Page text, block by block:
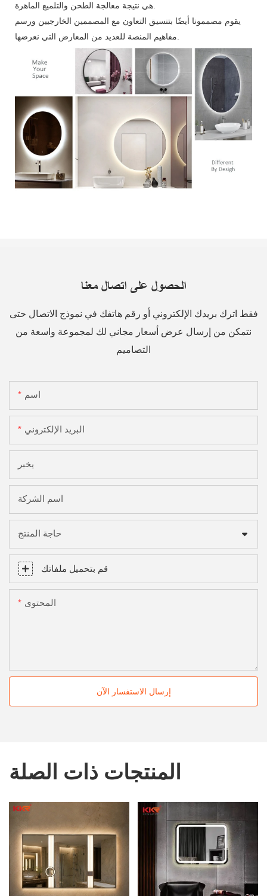
هي نتيجة معالجة الطحن والتلميع الماهرة.
يقوم مصممونا أيضًا بتنسيق التعاون مع المصممين الخارجيين ورسم
مفاهيم المنصة للعديد من المعارض التي نعرضها.
الحصول على اتصال معنا
فقط اترك بريدك الإلكتروني أو رقم هاتفك في نموذج الاتصال حتى
نتمكن من إرسال عرض أسعار مجاني لك لمجموعة واسعة من
التصاميم
اسم
البريد الإلكتروني
يخبر
اسم الشركة
حاجة المنتج
قم بتحميل ملفاتك
المحتوى
إرسال الاستفسار الآن
المنتجات ذات الصلة